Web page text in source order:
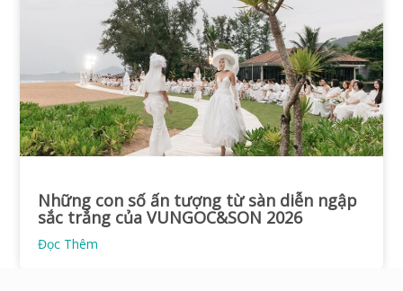
Những con số ấn tượng từ sàn diễn ngập
sắc trắng của VUNGOC&SON 2026
Đọc Thêm